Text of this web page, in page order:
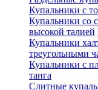
Купальники с
Купальники со
высокой талией
Купальники
треугольными
Купальники с
танга
Слитные